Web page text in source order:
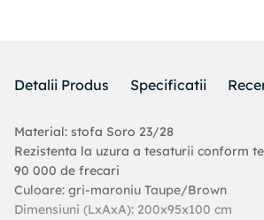
Detalii Produs Specificatii
Material: stofa Soro 23/28
Rezistenta la uzura a tesaturii conform
90 000 de frecari
Culoare: gri-maroniu Taupe/Brown
Dimensiuni (LxAxA): 200x95x100 cm